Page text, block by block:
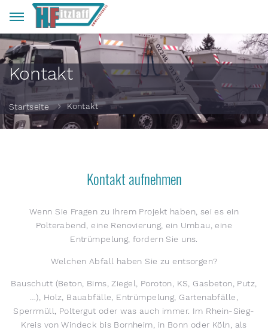
Kontakt
Startseite Kontakt
Kontakt aufnehmen
Wenn Sie Fragen zu Ihrem Projekt haben, sei es ein
Polterabend, eine Renovierung, ein Umbau, eine
Entrümpelung, fordern Sie uns.
Welchen Abfall haben Sie zu entsorgen?
Bauschutt (Beton, Bims, Ziegel, Poroton, KS, Gasbeton, Putz,
…), Holz, Bauabfälle, Entrümpelung, Gartenabfälle,
Sperrmüll, Poltergut oder was auch immer. Im Rhein-Sieg-
Kreis von Windeck bis Bornheim, in Bonn oder Köln, als